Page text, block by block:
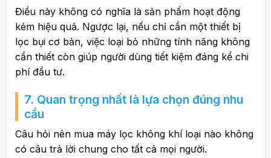
Điều này không có nghĩa là sản phẩm hoạt động
kém hiệu quả. Ngược lại, nếu chỉ cần một thiết bị
lọc bụi cơ bản, việc loại bỏ những tính năng không
cần thiết còn giúp người dùng tiết kiệm đáng kể chi
phí đầu tư.
7. Quan trọng nhất là lựa chọn đúng nhu
cầu
Câu hỏi nên mua máy lọc không khí loại nào không
có câu trả lời chung cho tất cả mọi người.